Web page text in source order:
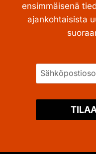
ensimmäisenä
ajankohtaisista